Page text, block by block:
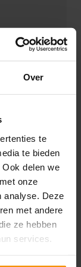
Over
te
te bieden
delen we
onze
analyse. Deze
met andere
ze hebben
services.
Je
je meer